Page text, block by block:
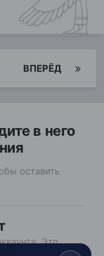
ВПЕРЁД
в него
оставить
Это